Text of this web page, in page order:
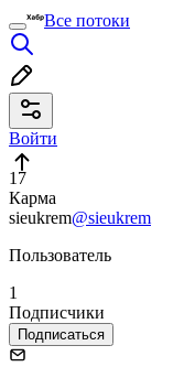
Все потоки
Войти
17
Карма
sieukrem@sieukrem
Пользователь
1
Подписчики
Подписаться